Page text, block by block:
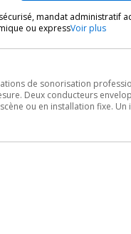
mandat administratif
ou expressVoir plus
de sonorisation
Deux conducteurs
ou en installation fixe.